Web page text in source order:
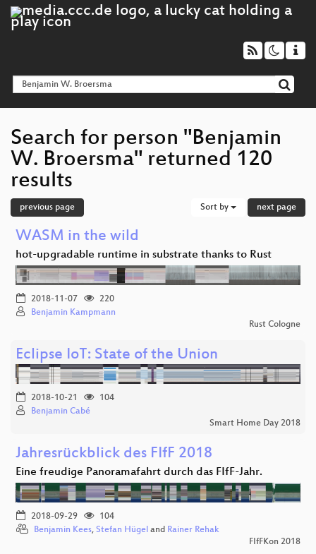
Search for person "Benjamin
W. Broersma" returned 120
results
previous page Sort by next page
WASM in the wild
hot-upgradable runtime in substrate thanks to Rust
2018-11-07
220
Benjamin Kampmann
Rust Cologne
Eclipse IoT: State of the Union
2018-10-21
104
Benjamin Cabé
Smart Home Day 2018
Jahresrückblick des FIfF 2018
Eine freudige Panoramafahrt durch das FIfF-Jahr.
2018-09-29
104
Benjamin Kees, Stefan Hügel and Rainer Rehak
FIfFKon 2018